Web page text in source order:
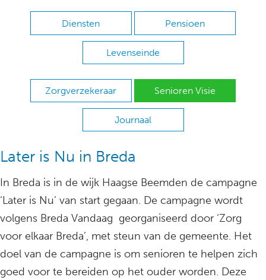
Diensten Pensioen
Levenseinde
Zorgverzekeraar Senioren Visie
Journaal
Later is Nu in Breda
In Breda is in de wijk Haagse Beemden de campagne
‘Later is Nu’ van start gegaan. De campagne wordt
volgens Breda Vandaag georganiseerd door ‘Zorg
voor elkaar Breda’, met steun van de gemeente. Het
doel van de campagne is om senioren te helpen zich
goed voor te bereiden op het ouder worden. Deze